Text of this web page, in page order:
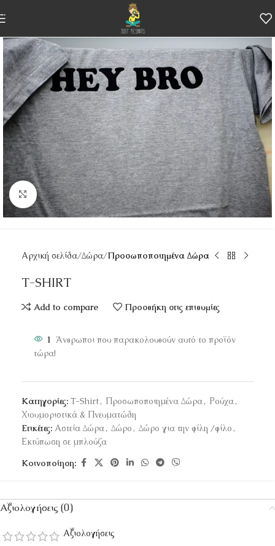
Skip to navigation
Skip to main content
Κάντε κλικ για μεγέθυνση
Αρχική σελίδα Δώρα Προσωποποιημένα Δώρα
T-SHIRT
Add to compare Προσθήκη στις επιθυμίες
1 Άνθρωποι που παρακολουθούν αυτό το προϊόν
τώρα!
Κατηγορίες: T-Shirt, Προσωποποιημένα Δώρα, Ρούχα,
Χιουμοριστικά & Πνευματώδη
Ετικέτες: Αστεία Δώρα, Δώρο , Δώρο για την φίλη /φίλο ,
Εκτύπωση σε μπλούζα
Κοινοποίηση:
Αξιολογήσεις (0)
Αξιολογήσεις